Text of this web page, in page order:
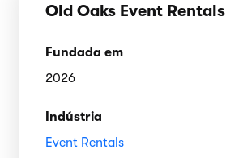
Old Oaks Event Rentals
Fundada em
2026
Indústria
Event Rentals